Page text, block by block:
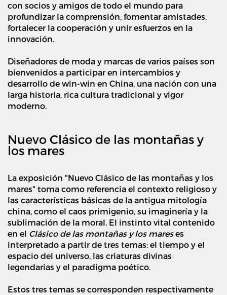
con socios y amigos de todo el mundo para
profundizar la comprensión, fomentar amistades,
fortalecer la cooperación y unir esfuerzos en la
innovación.
Diseñadores de moda y marcas de varios países son
bienvenidos a participar en intercambios y
desarrollo de win-win en China, una nación con una
larga historia, rica cultura tradicional y vigor
moderno.
Nuevo Clásico de las montañas y
los mares
La exposición "Nuevo Clásico de las montañas y los
mares" toma como referencia el contexto religioso y
las características básicas de la antigua mitología
china, como el caos primigenio, su imaginería y la
sublimación de la moral. El instinto vital contenido
en el Clásico de las montañas y los mareses
interpretado a partir de tres temas: el tiempo y el
espacio del universo, las criaturas divinas
legendarias y el paradigma poético.
Estos tres temas se corresponden respectivamente